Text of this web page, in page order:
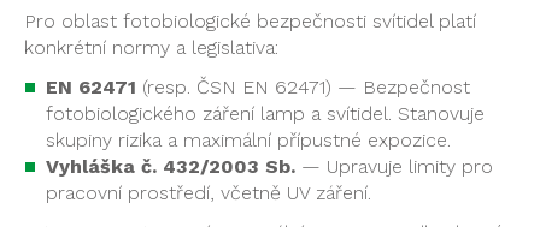
Pro oblast fotobiologické bezpečnosti svítidel platí
konkrétní normy a legislativa:
EN 62471 (resp. ČSN EN 62471) — Bezpečnost
fotobiologického záření lamp a svítidel. Stanovuje
skupiny rizika a maximální přípustné expozice.
Vyhláška č. 432/2003 Sb. — Upravuje limity pro
pracovní prostředí, včetně UV záření.